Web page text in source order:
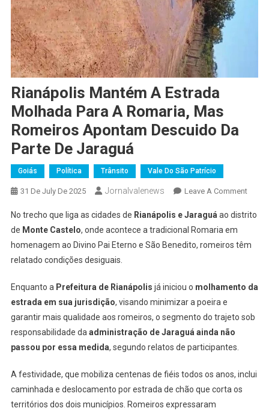
Rianápolis Mantém A Estrada
Molhada Para A Romaria, Mas
Romeiros Apontam Descuido Da
Parte De Jaraguá
Goiás Política Trânsito Vale Do São Patrício
31 De July De 2025 Jornalvalenews Leave A CommentOn
A
Mas
Da
No trecho que liga as cidades de Rianápolis e Jaraguá ao distrito
de Monte Castelo, onde acontece a tradicional Romaria em
homenagem ao Divino Pai Eterno e São Benedito, romeiros têm
relatado condições desiguais.
Enquanto a Prefeitura de Rianápolis já iniciou o molhamento da
estrada em sua jurisdição, visando minimizar a poeira e
garantir mais qualidade aos romeiros, o segmento do trajeto sob
responsabilidade da administração de Jaraguá ainda não
passou por essa medida, segundo relatos de participantes.
A festividade, que mobiliza centenas de fiéis todos os anos, inclui
caminhada e deslocamento por estrada de chão que corta os
territórios dos dois municípios. Romeiros expressaram